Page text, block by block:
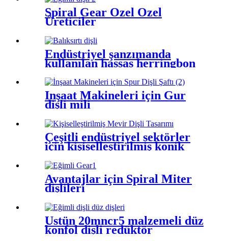
Spiral Gear Özel Özel
Üreticiler
Endüstriyel şanzımanda
kullanılan hassas herringbon
İnşaat Makineleri için Gur
dişli mili
Çeşitli endüstriyel sektörler
için kişiselleştirilmiş konik
uzmanlığı
Avantajlar için Spiral Miter
dişlileri
Üstün 20mncr5 malzemeli düz
konfol dişli redüktör